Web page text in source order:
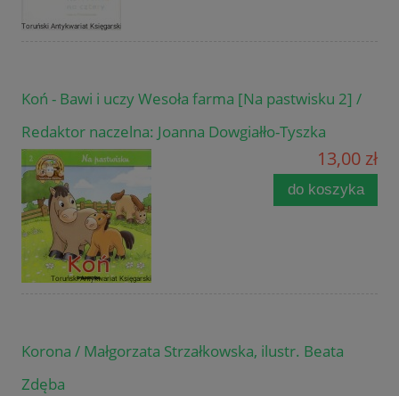
Koń - Bawi i uczy Wesoła farma [Na pastwisku 2] /
Redaktor naczelna: Joanna Dowgiałło-Tyszka
13,00 zł
do koszyka
Korona / Małgorzata Strzałkowska, ilustr. Beata
Zdęba